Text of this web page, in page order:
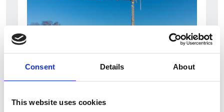
Consent Details About
This website uses cookies
Nel primo semestre è aumentata fortemente la